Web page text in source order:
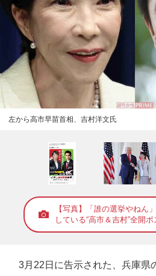
左から高市早苗首相、吉村洋文氏
【写真】「誰の選挙やねん
している“高市＆吉村”全開ポ
3月22日に告示された、兵庫県